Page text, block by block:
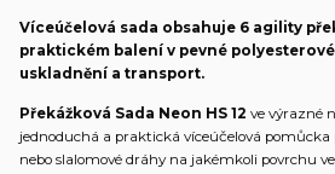
Víceúčelová sada obsahuje 6 agility
praktickém balení v pevné
uskladnění a transport.
Překážková Sada Neon HS 12 ve výrazné
jednoduchá a praktická víceúčelová pomůcka
nebo slalomové dráhy na jakémkoli povrchu